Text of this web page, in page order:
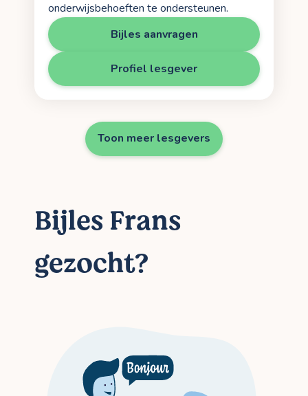
onderwijsbehoeften te ondersteunen.
Bijles aanvragen
Profiel lesgever
Toon meer lesgevers
Bijles Frans
gezocht?